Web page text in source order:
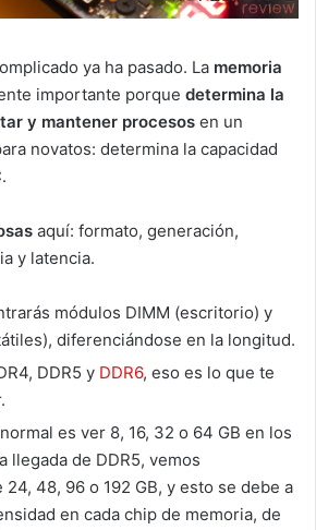
ya ha pasado. La memoria
importante porque determina la
y mantener procesos en un
novatos: determina la capacidad
aquí: formato, generación,
y latencia.
módulos DIMM (escritorio) y
diferenciándose en la longitud.
DDR5 y DDR6, eso es lo que te
es ver 8, 16, 32 o 64 GB en los
llegada de DDR5, vemos
24, 48, 96 o 192 GB, y esto se debe a
en cada chip de memoria, de